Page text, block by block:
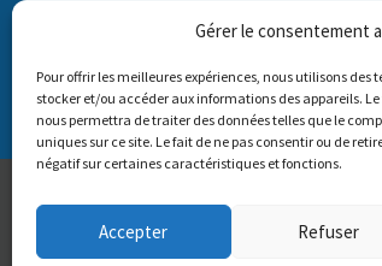
Gérer le consentement
Pour offrir les meilleures expériences, nous utilisons des
stocker et/ou accéder aux informations des appareils.
nous permettra de traiter des données telles que le
uniques sur ce site. Le fait de ne pas consentir ou de
négatif sur certaines caractéristiques et fonctions.
Accepter Refuser